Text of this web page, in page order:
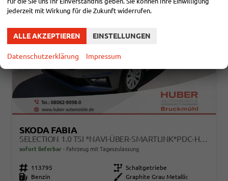
SKODA FABIA
SELECTION 1.0 TSI *NAVI-ÜBER-SMARTLINK*PDC-HI*LED*SHZ*KLIMA*RADIO
sofort lieferbar Fahrzeug mit Tageszulassung
Fahrzeugnr. 113795 Getriebe Schaltgetriebe
Kraftstoff
Benzin Außenfarbe
Graphite Grau Metallic
jederzeit mit Wirkung für die Zukunft widerrufen.
ALLE AKZEPTIEREN EINSTELLUNGEN
Datenschutzerklärung Impressum